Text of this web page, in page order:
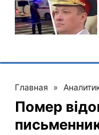
Главная »
Помер